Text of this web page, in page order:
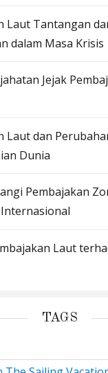
Laut Tantangan
dalam Masa Krisis
Jejak
Laut dan
Dunia
Pembajakan
Laut
TAGS